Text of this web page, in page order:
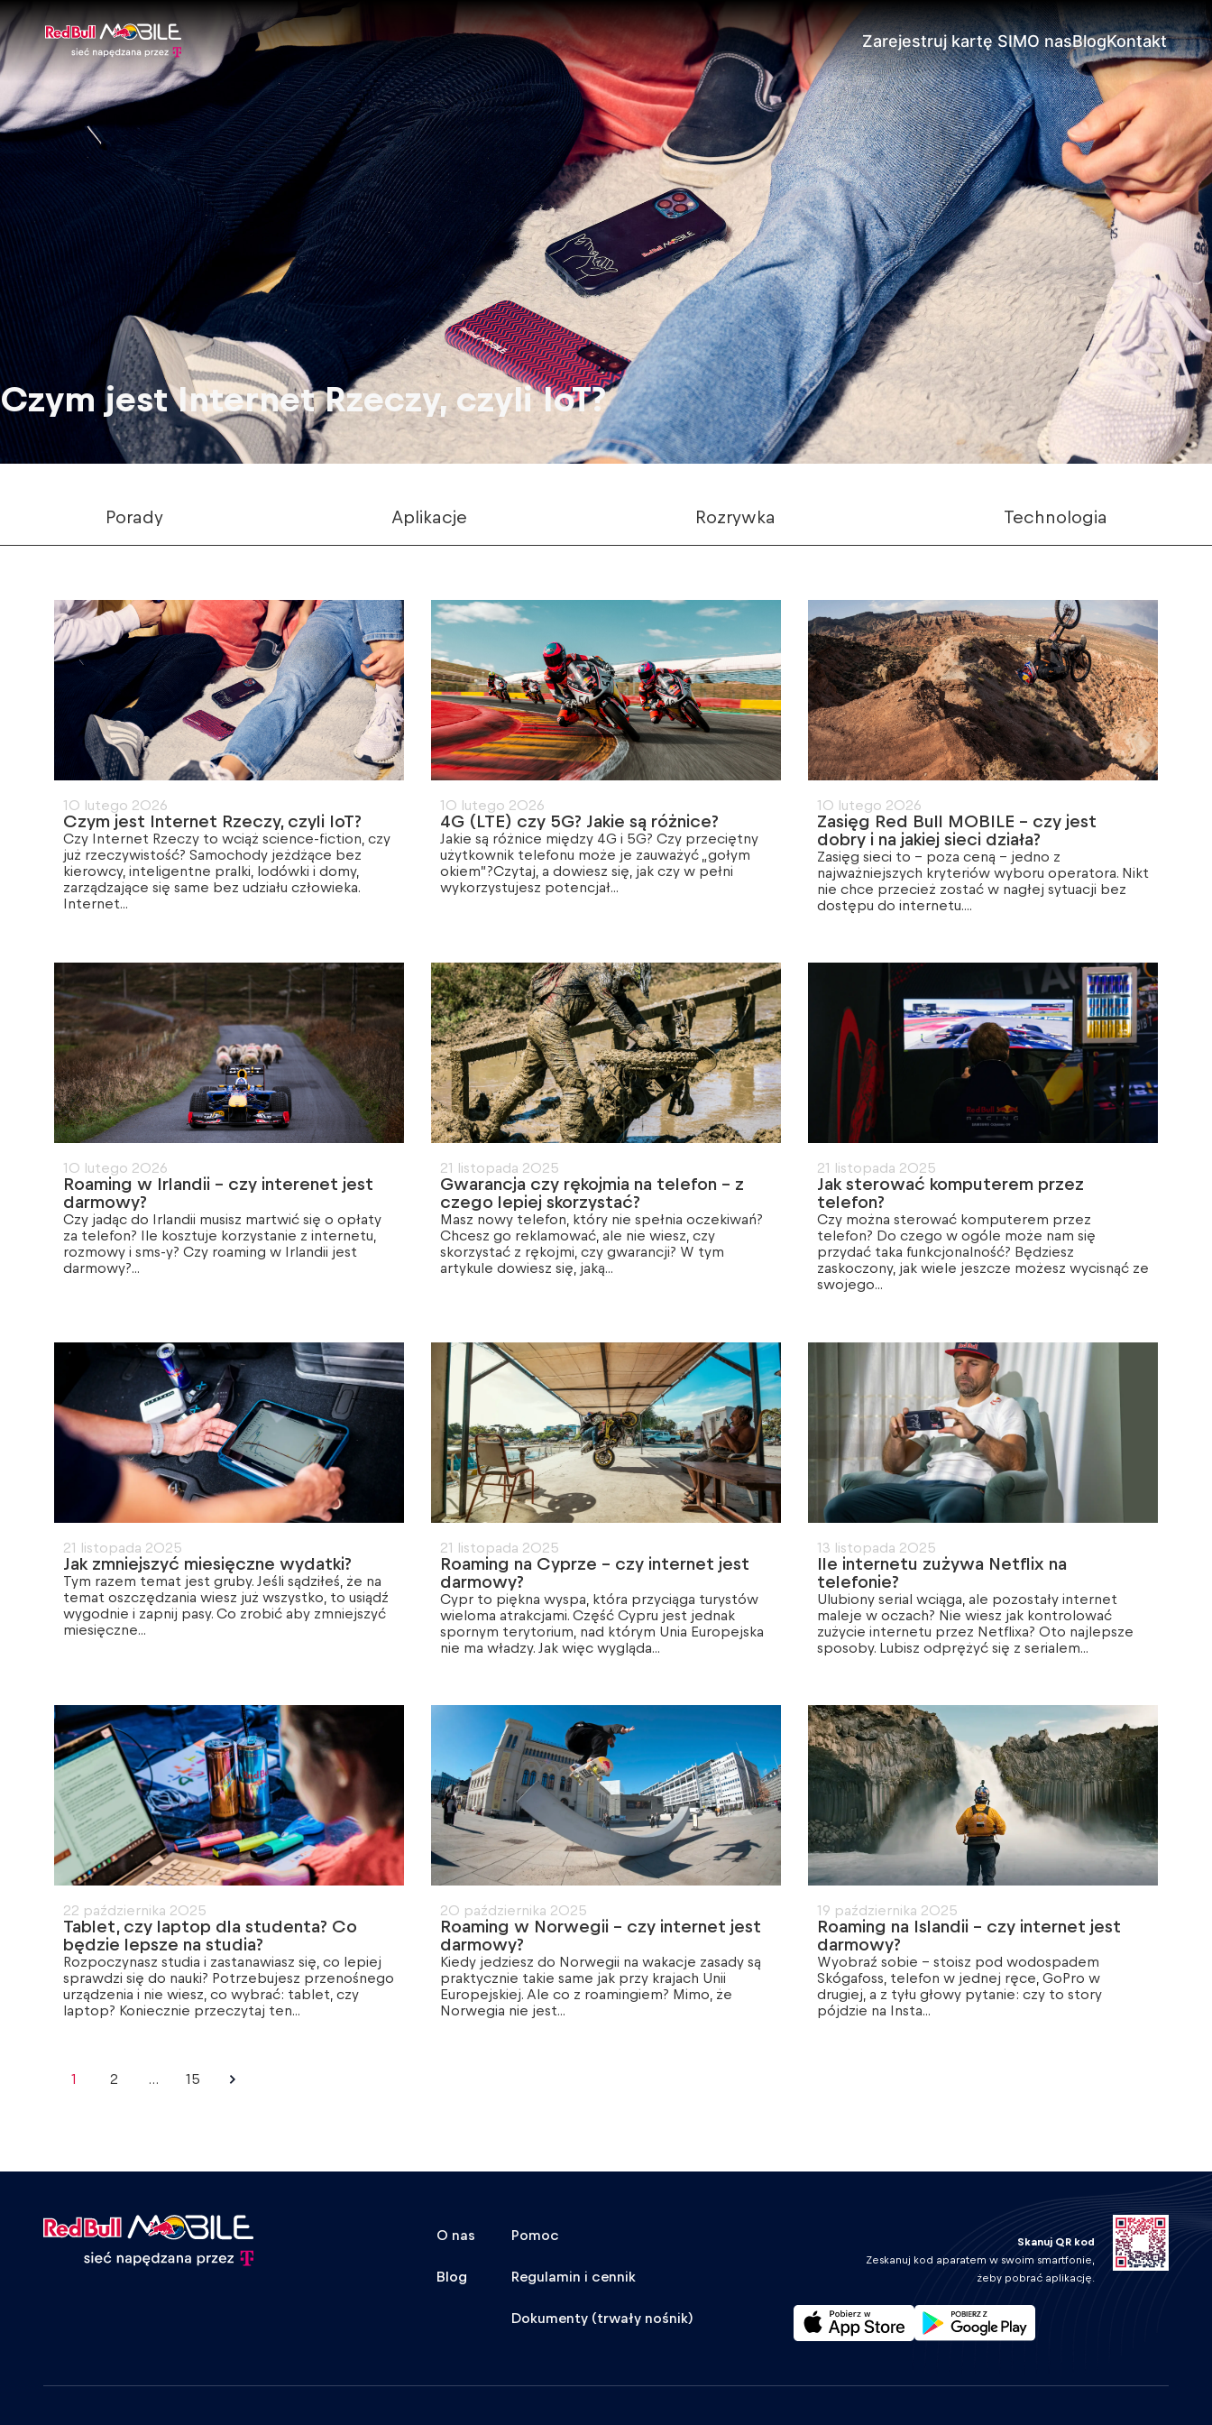
Zarejestruj kartę SIMO nasBlogKontakt
Czym jest Internet Rzeczy, czyli IoT?
Porady Aplikacje Rozrywka Technologia
10 lutego 2026
Czym jest Internet Rzeczy, czyli IoT?
Czy Internet Rzeczy to wciąż science-fiction, czy
już rzeczywistość? Samochody jeżdżące bez
kierowcy, inteligentne pralki, lodówki i domy,
zarządzające się same bez udziału człowieka.
Internet...
10 lutego 2026
4G (LTE) czy 5G? Jakie są różnice?
Jakie są różnice między 4G i 5G? Czy przeciętny
użytkownik telefonu może je zauważyć „gołym
okiem”?Czytaj, a dowiesz się, jak czy w pełni
wykorzystujesz potencjał...
10 lutego 2026
Zasięg Red Bull MOBILE – czy jest
dobry i na jakiej sieci działa?
Zasięg sieci to – poza ceną – jedno z
najważniejszych kryteriów wyboru operatora. Nikt
nie chce przecież zostać w nagłej sytuacji bez
dostępu do internetu....
10 lutego 2026
Roaming w Irlandii – czy interenet jest
darmowy?
Czy jadąc do Irlandii musisz martwić się o opłaty
za telefon? Ile kosztuje korzystanie z internetu,
rozmowy i sms-y? Czy roaming w Irlandii jest
darmowy?...
21 listopada 2025
Gwarancja czy rękojmia na telefon – z
czego lepiej skorzystać?
Masz nowy telefon, który nie spełnia oczekiwań?
Chcesz go reklamować, ale nie wiesz, czy
skorzystać z rękojmi, czy gwarancji? W tym
artykule dowiesz się, jaką...
21 listopada 2025
Jak sterować komputerem przez
telefon?
Czy można sterować komputerem przez
telefon? Do czego w ogóle może nam się
przydać taka funkcjonalność? Będziesz
zaskoczony, jak wiele jeszcze możesz wycisnąć ze
swojego...
21 listopada 2025
Jak zmniejszyć miesięczne wydatki?
Tym razem temat jest gruby. Jeśli sądziłeś, że na
temat oszczędzania wiesz już wszystko, to usiądź
wygodnie i zapnij pasy. Co zrobić aby zmniejszyć
miesięczne...
21 listopada 2025
Roaming na Cyprze – czy internet jest
darmowy?
Cypr to piękna wyspa, która przyciąga turystów
wieloma atrakcjami. Część Cypru jest jednak
spornym terytorium, nad którym Unia Europejska
nie ma władzy. Jak więc wygląda...
13 listopada 2025
Ile internetu zużywa Netflix na
telefonie?
Ulubiony serial wciąga, ale pozostały internet
maleje w oczach? Nie wiesz jak kontrolować
zużycie internetu przez Netflixa? Oto najlepsze
sposoby. Lubisz odprężyć się z serialem...
22 października 2025
Tablet, czy laptop dla studenta? Co
będzie lepsze na studia?
Rozpoczynasz studia i zastanawiasz się, co lepiej
sprawdzi się do nauki? Potrzebujesz przenośnego
urządzenia i nie wiesz, co wybrać: tablet, czy
laptop? Koniecznie przeczytaj ten...
20 października 2025
Roaming w Norwegii – czy internet jest
darmowy?
Kiedy jedziesz do Norwegii na wakacje zasady są
praktycznie takie same jak przy krajach Unii
Europejskiej. Ale co z roamingiem? Mimo, że
Norwegia nie jest...
19 października 2025
Roaming na Islandii – czy internet jest
darmowy?
Wyobraź sobie – stoisz pod wodospadem
Skógafoss, telefon w jednej ręce, GoPro w
drugiej, a z tyłu głowy pytanie: czy to story
pójdzie na Insta...
1 2 … 15
O nas
Blog
Pomoc
Regulamin i cennik
Dokumenty (trwały nośnik)
Skanuj QR kod
Zeskanuj kod aparatem w swoim smartfonie,
żeby pobrać aplikację.